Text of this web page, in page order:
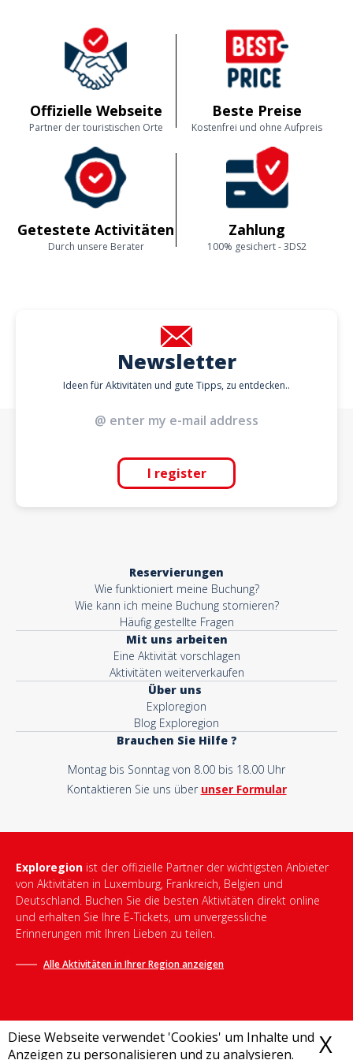
Diese Webseite verwendet 'Cookies' um Inhalte und
Anzeigen zu personalisieren und zu analysieren.
X
Offizielle Webseite
Partner der touristischen Orte
Beste Preise
Kostenfrei und ohne Aufpreis
Getestete Activitäten
Durch unsere Berater
Zahlung
100% gesichert - 3DS2
Newsletter
Ideen für Aktivitäten und gute Tipps, zu entdecken..
I register
Reservierungen
Wie funktioniert meine Buchung?
Wie kann ich meine Buchung stornieren?
Häufig gestellte Fragen
Mit uns arbeiten
Eine Aktivität vorschlagen
Aktivitäten weiterverkaufen
Über uns
Exploregion
Blog Exploregion
Brauchen Sie Hilfe ?
Montag bis Sonntag von 8.00 bis 18.00 Uhr
Kontaktieren Sie uns über unser Formular
Exploregion ist der offizielle Partner der wichtigsten Anbieter
von Aktivitäten in Luxemburg, Frankreich, Belgien und
Deutschland. Buchen Sie die besten Aktivitäten direkt online
und erhalten Sie Ihre E-Tickets, um unvergessliche
Erinnerungen mit Ihren Lieben zu teilen.
Alle Aktivitäten in Ihrer Region anzeigen